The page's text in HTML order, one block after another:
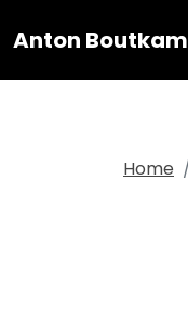
Anton Boutkam
Home